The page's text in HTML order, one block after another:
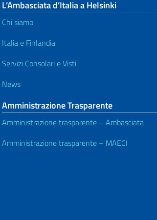
L’Ambasciata d’Italia a Helsinki
Chi siamo
Italia e Finlandia
Servizi Consolari e Visti
News
Amministrazione Trasparente
Amministrazione trasparente – Ambasciata
Amministrazione trasparente – MAECI